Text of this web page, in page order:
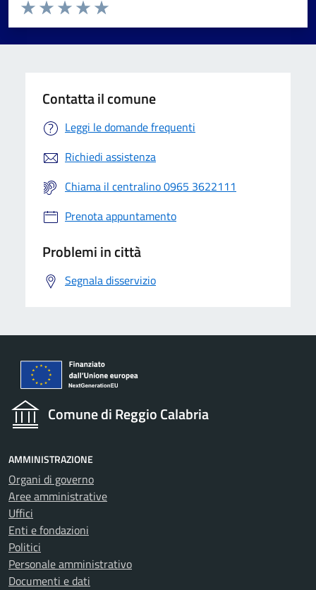
Valuta da 1 a 5 stelle la pagina
Valuta 5 stelle su 5
Valuta 4 stelle su 5
Valuta 3 stelle su 5
Valuta 2 stelle su 5
Valuta 1 stelle su 5
Contatta il comune
Leggi le domande frequenti
Richiedi assistenza
Chiama il centralino 0965 3622111
Prenota appuntamento
Problemi in città
Segnala disservizio
Comune di Reggio Calabria
AMMINISTRAZIONE
Organi di governo
Aree amministrative
Uffici
Enti e fondazioni
Politici
Personale amministrativo
Documenti e dati